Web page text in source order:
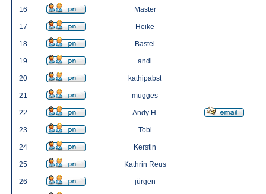
16 Master
17 Heike
18 Bastel
19 andi
20 kathipabst
21 mugges
22 Andy H.
23 Tobi
24 Kerstin
25 Kathrin Reus
26 jürgen